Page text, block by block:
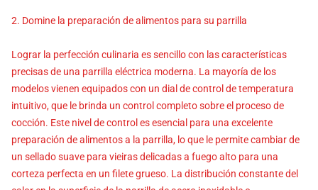
2. Domine la preparación de alimentos para su parrilla
Lograr la perfección culinaria es sencillo con las características
precisas de una parrilla eléctrica moderna. La mayoría de los
modelos vienen equipados con un dial de control de temperatura
intuitivo, que le brinda un control completo sobre el proceso de
cocción. Este nivel de control es esencial para una excelente
preparación de alimentos a la parrilla, lo que le permite cambiar de
un sellado suave para vieiras delicadas a fuego alto para una
corteza perfecta en un filete grueso. La distribución constante del